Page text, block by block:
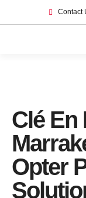
Contact
Clé En
Opter